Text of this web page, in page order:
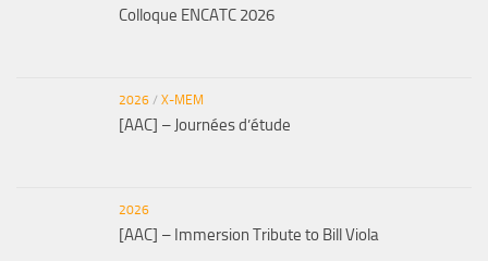
Colloque ENCATC 2026
2026 / X-MEM
[AAC] – Journées d’étude
2026
[AAC] – Immersion Tribute to Bill Viola